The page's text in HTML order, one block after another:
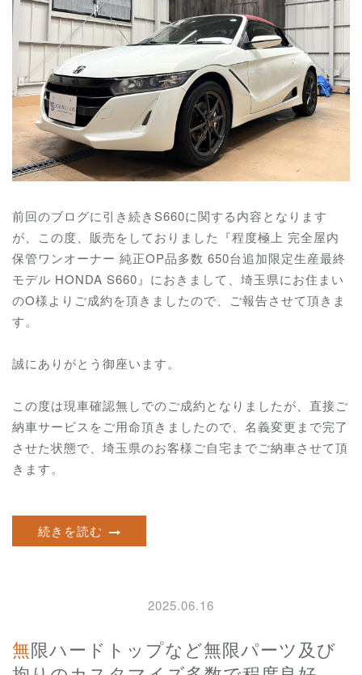
前回のブログに引き続きS660に関する内容となります
が、 この度、販売をしておりました『程度極上 完全屋内
保管ワンオーナー 純正OP品多数 650台追加限定生産最終
モデル HONDA S660 』におきまして、埼玉県にお住まい
のO様よりご成約を頂きましたので、ご報告させて頂きま
す。
誠にありがとう御座います。
この度は現車確認無しでのご成約となりましたが、直接ご
納車サービスをご用命頂きましたので、名義変更まで完了
させた状態で、埼玉県のお客様ご自宅までご納車させて頂
きます。
続きを読む
2025.06.16
無限ハードトップなど無限パーツ及び